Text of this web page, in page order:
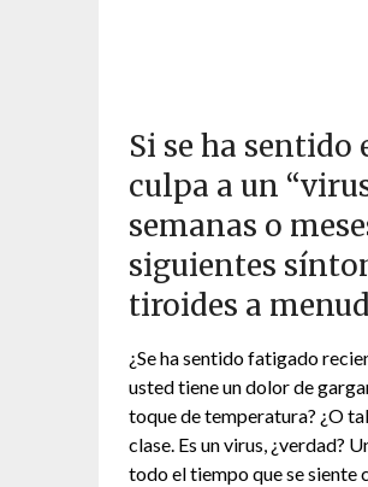
Si se ha
culpa a un
semanas o
siguientes
tiroides a
¿Se ha sentido fatigado
usted tiene un dolor de
toque de temperatura? ¿O
clase. Es un virus, ¿verdad?
todo el tiempo que se siente